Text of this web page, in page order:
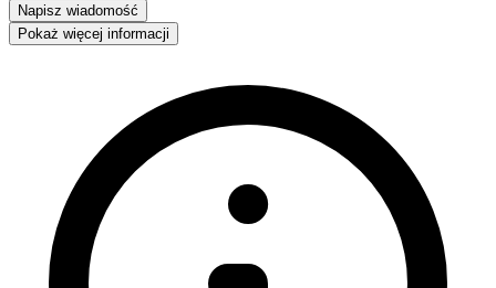
Napisz wiadomość
Pokaż więcej informacji